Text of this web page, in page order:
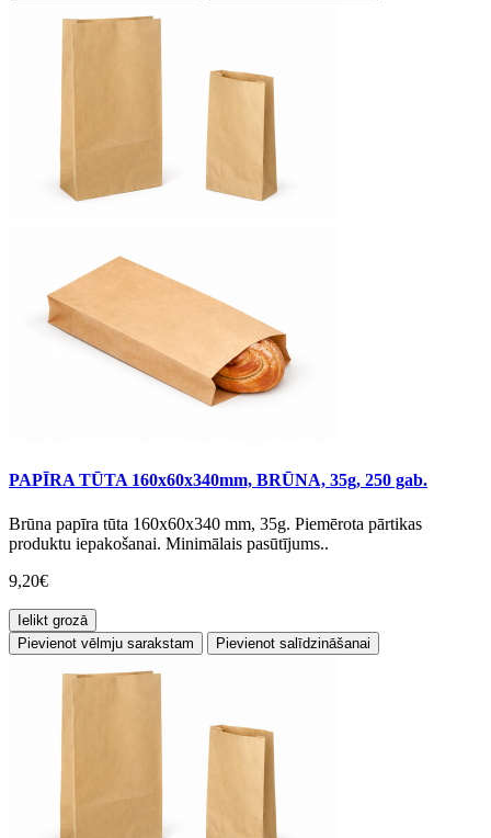
PAPĪRA TŪTA 160x60x340mm, BRŪNA, 35g, 250 gab.
Brūna papīra tūta 160x60x340 mm, 35g. Piemērota pārtikas
produktu iepakošanai. Minimālais pasūtījums..
9,20€
Ielikt grozā
Pievienot vēlmju sarakstam
Pievienot salīdzināšanai